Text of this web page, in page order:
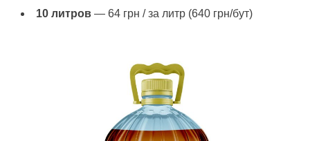
10 литров — 64 грн / за литр (640 грн/бут)